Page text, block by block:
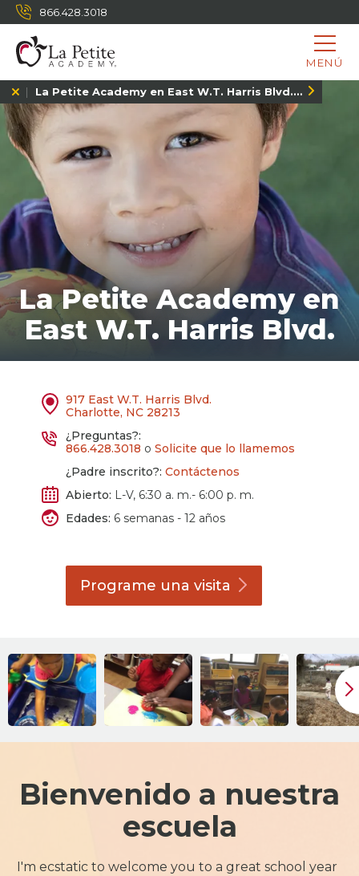
866.428.3018
MENÚ
La Petite Academy en East W.T. Harris Blvd., NC
La Petite Academy en
East W.T. Harris Blvd.
917 East W.T. Harris Blvd.
Charlotte, NC 28213
¿Preguntas?:
866.428.3018 o Solicite que lo llamemos
¿Padre inscrito?: Contáctenos
Abierto: L-V, 6:30 a. m.- 6:00 p. m.
Edades: 6 semanas - 12 años
Programe unavisita
Bienvenido a nuestra
escuela
I'm ecstatic to welcome you to a great school year